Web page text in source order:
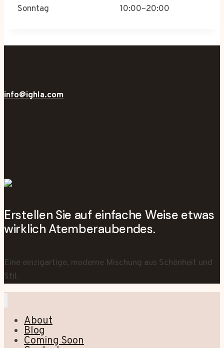
Sonntag
10:00–20:00
info@ighla.com
Erstellen Sie auf einfache Weise etwas
wirklich Atemberaubendes.
Eine einzigartige, moderne Mischung aus Schönheit und
Stil.
About
Blog
Coming Soon